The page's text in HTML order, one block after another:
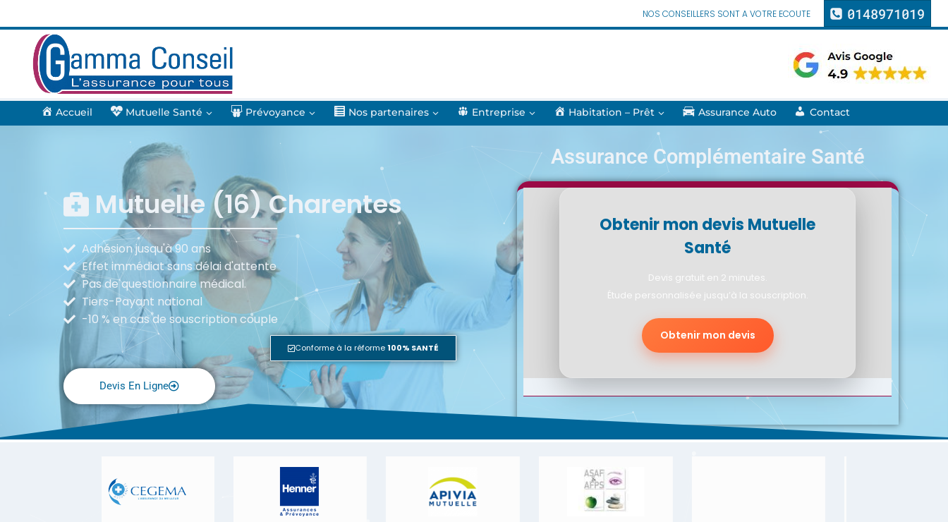
NOS CONSEILLERS SONT A VOTRE ECOUTE 0148971019
Accueil Mutuelle Santé Prévoyance Nos partenaires Entreprise Habitation – Prêt Assurance Auto Contact
Mutuelle (16) Charentes
Adhésion jusqu'à 90 ans
Effet immédiat sans délai d'attente
Pas de questionnaire médical.
Tiers-Payant national
-10 % en cas de souscription couple
Conforme à la réforme 100% SANTÉ
Devis En Ligne
Assurance Complémentaire Santé
Obtenir mon devis Mutuelle
Santé
Devis gratuit en 2 minutes.
Étude personnalisée jusqu’à la souscription.
Obtenir mon devis